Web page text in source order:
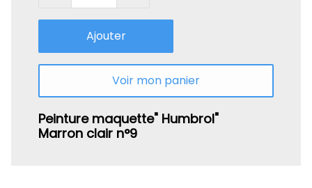
Ajouter
Voir mon panier
Peinture maquette" Humbrol"
Marron clair n°9